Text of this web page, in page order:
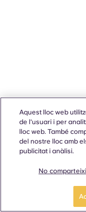
Aquest lloc web
de l'usuari i per
lloc web. També
del nostre lloc amb
publicitat i anàlisi.
No